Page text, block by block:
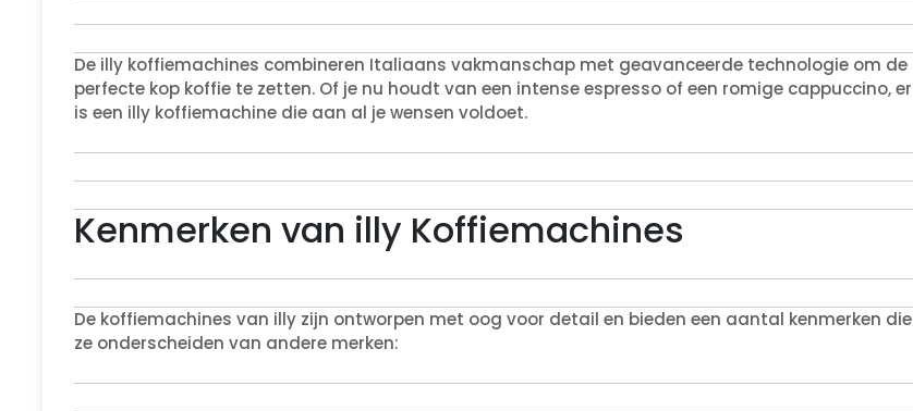
De illy koffiemachines combineren Italiaans vakmanschap met geavanceerde technologie om de
perfecte kop koffie te zetten. Of je nu houdt van een intense espresso of een romige cappuccino, er
is een illy koffiemachine die aan al je wensen voldoet.
Kenmerken van illy Koffiemachines
De koffiemachines van illy zijn ontworpen met oog voor detail en bieden een aantal kenmerken die
ze onderscheiden van andere merken: